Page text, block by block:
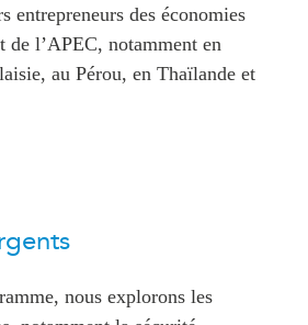
entrepreneurs des économies
de l’APEC, notamment en
au Pérou, en Thaïlande et
nous explorons les